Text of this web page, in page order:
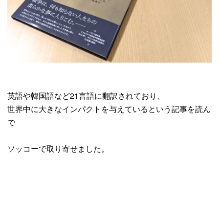
英語や韓国語など21言語に翻訳されており、
世界中に大きなインパクトを与えているという記事を読ん
で
ソッコーで取り寄せました。